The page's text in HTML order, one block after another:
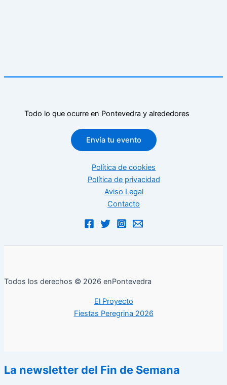
Todo lo que ocurre en Pontevedra y alrededores
Envía tu evento
Política de cookies
Política de privacidad
Aviso Legal
Contacto
Todos los derechos © 2026 enPontevedra
El Proyecto
Fiestas Peregrina 2026
La newsletter del Fin de Semana